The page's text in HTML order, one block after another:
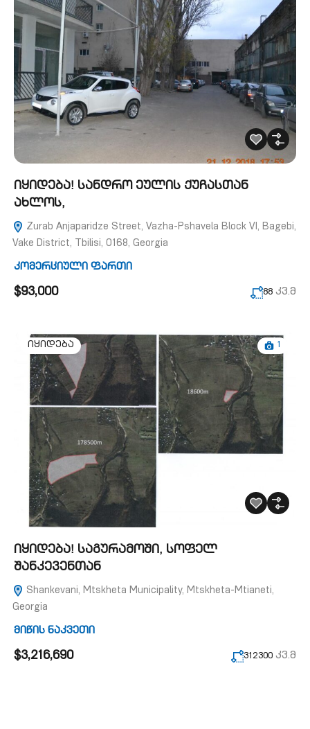
იყიდება! სანდრო ეულის ქუჩასთან
ახლოს,
Zurab Anjaparidze Street, Vazha-Pshavela Block VI, Bagebi,
Vake District, Tbilisi, 0168, Georgia
კომერციული ფართი
$93,000 88 კვ.მ
იყიდება 1
იყიდება! საგურამოში, სოფელ
შანკევენთან
Shankevani, Mtskheta Municipality, Mtskheta-Mtianeti,
Georgia
მიწის ნაკვეთი
$3,216,690 312300 კვ.მ